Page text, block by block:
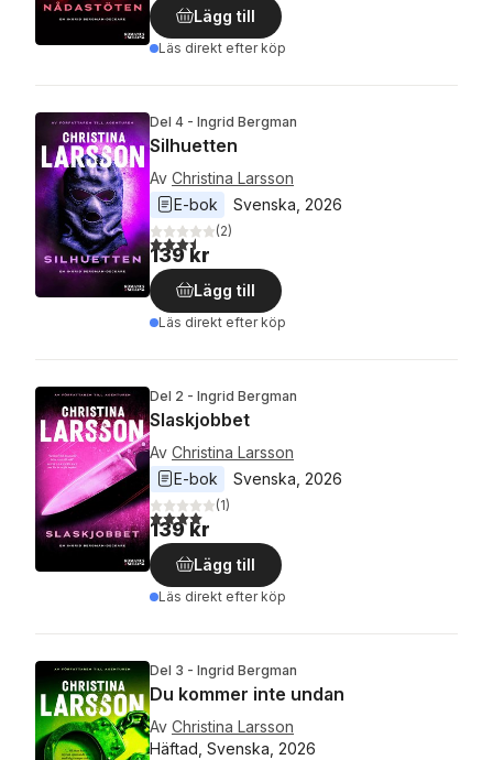
Lägg till
Läs direkt efter köp
Del 4 - Ingrid Bergman
Silhuetten
Av Christina Larsson
E-bok
Svenska 2026
3,5utav 5 stjärnor. Totalt antal röster:
(2)
139 kr
Lägg till
Läs direkt efter köp
Del 2 - Ingrid Bergman
Slaskjobbet
Av Christina Larsson
E-bok
Svenska 2026
4,0utav 5 stjärnor. Totalt antal röster:
(1)
139 kr
Lägg till
Läs direkt efter köp
Del 3 - Ingrid Bergman
Du kommer inte undan
Av Christina Larsson
Häftad, Svenska, 2026